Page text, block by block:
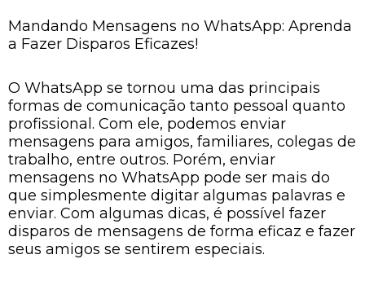
Mandando Mensagens no WhatsApp: Aprenda
a Fazer Disparos Eficazes!
O WhatsApp se tornou uma das principais
formas de comunicação tanto pessoal quanto
profissional. Com ele, podemos enviar
mensagens para amigos, familiares, colegas de
trabalho, entre outros. Porém, enviar
mensagens no WhatsApp pode ser mais do
que simplesmente digitar algumas palavras e
enviar. Com algumas dicas, é possível fazer
disparos de mensagens de forma eficaz e fazer
seus amigos se sentirem especiais.